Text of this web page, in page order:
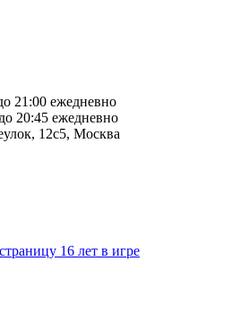
21:00 ежедневно
20:45 ежедневно
12с5, Москва
16 лет в игре